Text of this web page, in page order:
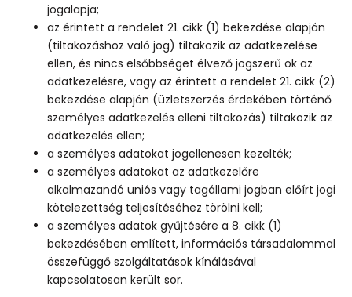
jogalapja;
az érintett a rendelet 21. cikk (1) bekezdése alapján
(tiltakozáshoz való jog) tiltakozik az adatkezelése
ellen, és nincs elsőbbséget élvező jogszerű ok az
adatkezelésre, vagy az érintett a rendelet 21. cikk (2)
bekezdése alapján (üzletszerzés érdekében történő
személyes adatkezelés elleni tiltakozás) tiltakozik az
adatkezelés ellen;
a személyes adatokat jogellenesen kezelték;
a személyes adatokat az adatkezelőre
alkalmazandó uniós vagy tagállami jogban előírt jogi
kötelezettség teljesítéséhez törölni kell;
a személyes adatok gyűjtésére a 8. cikk (1)
bekezdésében említett, információs társadalommal
összefüggő szolgáltatások kínálásával
kapcsolatosan került sor.